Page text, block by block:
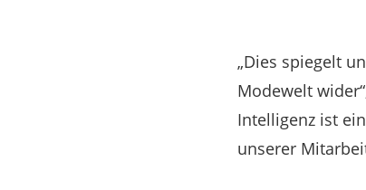
„Dies spiegelt
Modewelt
Intelligenz ist
unserer